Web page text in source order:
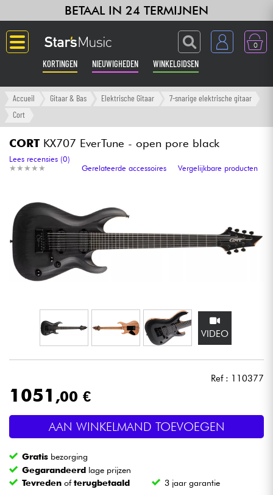
BETAAL IN 24 TERMIJNEN
0
KORTINGEN NIEUWIGHEDEN WINKELGIDSEN
Langue
Versterker & Effecten
Synths & samplers
Home-studio
Microfoon
Licht
Blaasinstrument
Accueil Gitaar & Bas Elektrische Gitaar
7-snarige elektrische gitaar
Cort
CORT KX707 EverTune - open pore black
★ ★ ★ ★ ★
★ ★ ★ ★ ★
Lees recensies (0)
Gerelateerde accessoires
Vergelijkbare producten
VIDEO
Ref : 110377
1051 ,00 €
AAN WINKELMAND TOEVOEGEN
Gratis bezorging
Gegarandeerd lage prijzen
Tevreden ofterugbetaald 3 jaar garantie